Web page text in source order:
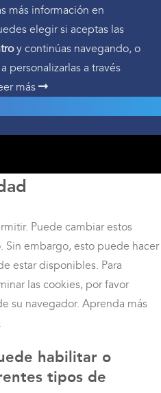
más información en
elegir si aceptas las
y continúas navegando, o
personalizarlas a través
más
Puede cambiar estos
Sin embargo, esto puede hacer
estar disponibles. Para
las cookies, por favor
su navegador. Aprenda más
habilitar o
tipos de